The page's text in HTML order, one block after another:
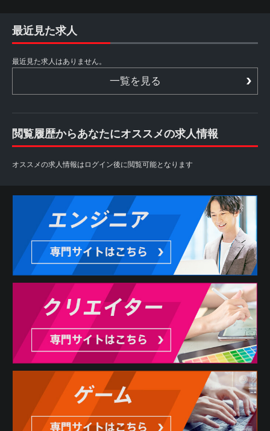
最近見た求人
最近見た求人はありません。
一覧を見る
閲覧履歴からあなたにオススメの求人情報
オススメの求人情報はログイン後に閲覧可能となります